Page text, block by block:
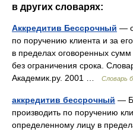
в других словарях:
Аккредитив Бессрочный —
по поручению клиента и за
в пределах оговоренных
без ограничения срока.
Академик.ру. 2001 …
Словарь
аккредитив бессрочный —
производить по поручению
определенному лицу в